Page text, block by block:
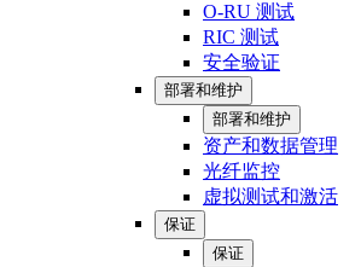
O-RU 测试
RIC 测试
安全验证
部署和维护
部署和维护
资产和数据管理
光纤监控
虚拟测试和激活
保证
保证